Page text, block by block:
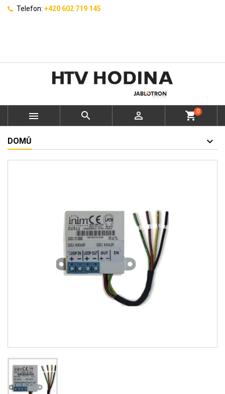
Telefon: +420 602 719 145
   shopping_cart0
DOMŮ